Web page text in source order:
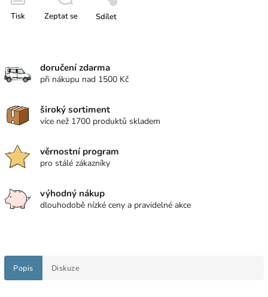
Tisk Zeptat se Sdílet
doručení zdarma
při nákupu nad 1500 Kč
široký sortiment
více než 1700 produktů skladem
věrnostní program
pro stálé zákazníky
výhodný nákup
dlouhodobě nízké ceny a pravidelné akce
Popis Diskuze